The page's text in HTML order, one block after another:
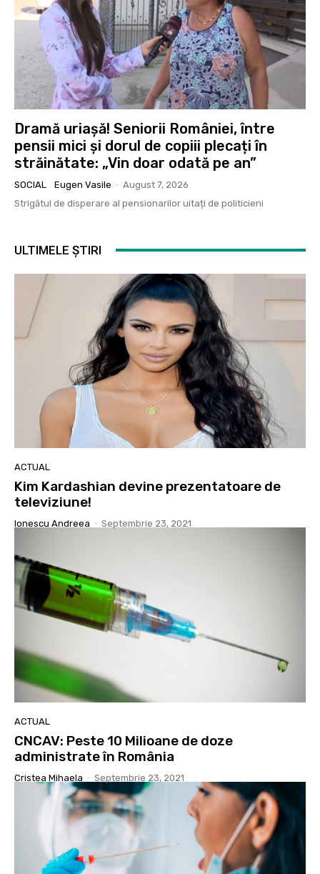
Dramă uriașă! Seniorii României, între
pensii mici și dorul de copiii plecați în
străinătate: „Vin doar odată pe an”
SOCIAL Eugen Vasile - August 7, 2026
Strigătul de disperare al pensionarilor uitați de politicieni
ULTIMELE ȘTIRI
ACTUAL
Kim Kardashian devine prezentatoare de
televiziune!
Ionescu Andreea - Septembrie 23, 2021
ACTUAL
CNCAV: Peste 10 Milioane de doze
administrate în România
Cristea Mihaela - Septembrie 23, 2021